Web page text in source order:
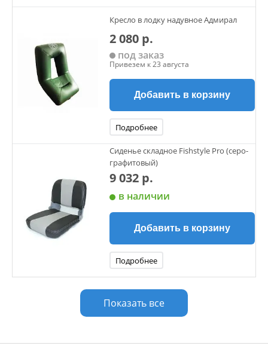
Кресло в лодку надувное Адмирал
2 080 р.
под заказ
Привезем к 23 августа
Добавить в корзину
Подробнее
Сиденье складное Fishstyle Pro (серо-
графитовый)
9 032 р.
в наличии
Добавить в корзину
Подробнее
Показать все